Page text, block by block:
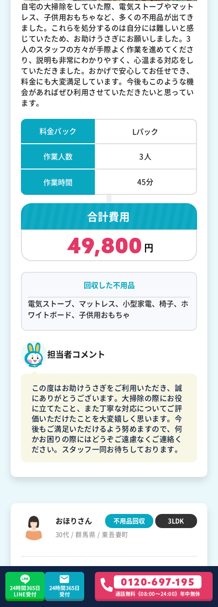
自宅の大掃除をしていた際、電気ストーブやマット
レス、子供用おもちゃなど、多くの不用品が出てき
ました。これらを処分するのは自分には難しいと感
じていたため、お助けうさぎにお願いしました。3
人のスタッフの方々が手際よく作業を進めてくださ
り、説明も非常にわかりやすく、心温まる対応をし
ていただきました。おかげで安心してお任せでき、
料金にも大変満足しています。今後もこのような機
会があればぜひ利用させていただきたいと思ってい
ます。
料金パック Lパック
作業人数 3人
作業時間 45分
合計費用
49,800
回収した不用品
電気ストーブ、マットレス、小型家電、椅子、ホ
ワイトボード、子供用おもちゃ
担当者コメント
この度はお助けうさぎをご利用いただき、誠
にありがとうございます。大掃除の際にお役
に立てたこと、また丁寧な対応についてご評
価いただけたことを大変嬉しく思います。今
後もご満足いただけるよう努めますので、何
かお困りの際にはどうぞご遠慮なくご連絡く
ださい。スタッフ一同お待ちしております。
おほりさん
30代 / 群馬県 / 東吾妻町
不用品回収 3LDK
手際の良さと料金に満足
24時間365日
LINE受付
24時間365日
受付
0120-697-195
通話無料《08:00〜24:00》年中無休